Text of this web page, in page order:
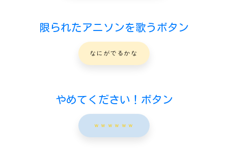
限られたアニソンを歌うボタン
なにがでるかな
やめてください！ボタン
ｗｗｗｗｗｗ